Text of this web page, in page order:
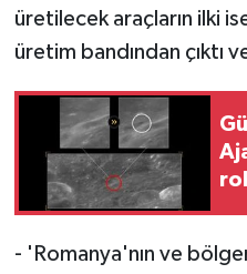
üretilecek araçların ilki
üretim bandından çıktı
- 'Romanya'nın ve